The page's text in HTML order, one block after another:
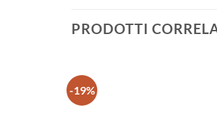
PRODOTTI
-19%